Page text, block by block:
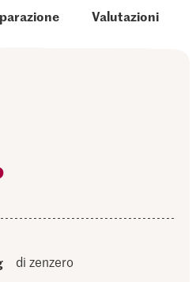
Valutazioni
di zenzero